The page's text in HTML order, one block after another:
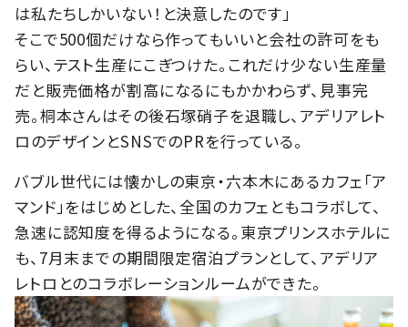
は私たちしかいない！と決意したのです」
そこで500個だけなら作ってもいいと会社の許可をも
らい、テスト生産にこぎつけた。これだけ少ない生産量
だと販売価格が割高になるにもかかわらず、見事完
売。桐本さんはその後石塚硝子を退職し、アデリアレト
ロのデザインとSNSでのPRを行っている。
バブル世代には懐かしの東京・六本木にあるカフェ「ア
マンド」をはじめとした、全国のカフェともコラボして、
急速に認知度を得るようになる。東京プリンスホテルに
も、7月末までの期間限定宿泊プランとして、アデリア
レトロとのコラボレーションルームができた。